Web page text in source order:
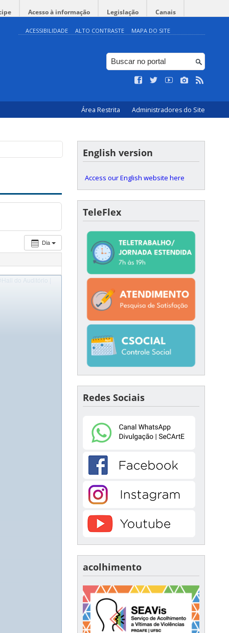
Acesso à informação Legislação Canais
ACESSIBILIDADE ALTO CONTRASTE MAPA DO SITE
Área Restrita Administradores do Site
Dia
do Auditório |
English version
Access our English website here
TeleFlex
Redes Sociais
acolhimento